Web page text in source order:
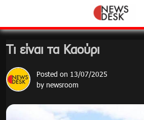
content
Τι είναι τα Καούρι
Posted on 13/07/2025
by newsroom